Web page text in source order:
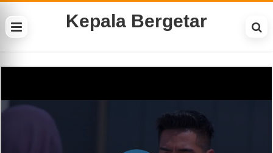
Kepala Bergetar